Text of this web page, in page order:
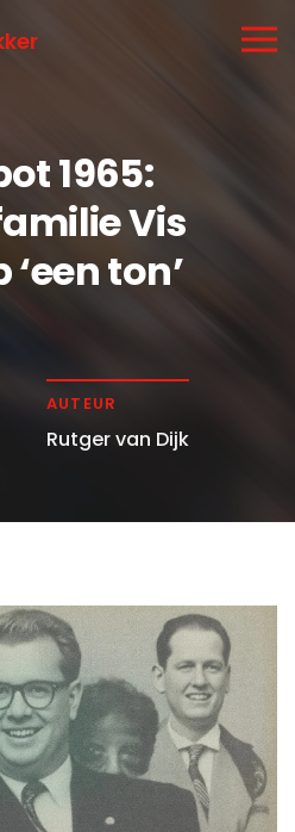
1965:
Vis
ton’
AUTEUR
Rutger van Dijk